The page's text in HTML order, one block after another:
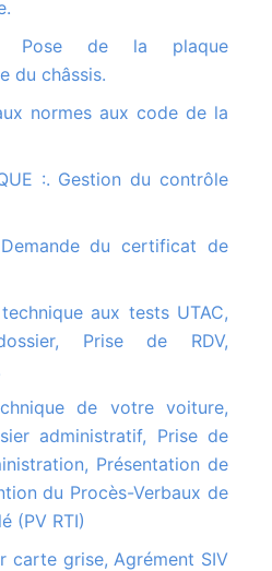
du châssis.
Prise de RDV,
administratif, Prise de
Présentation de
du Procès-Verbaux de
(PV RTI)